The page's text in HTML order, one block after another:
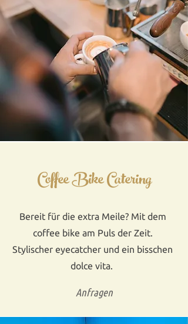
Coffee Bike Catering
Bereit für die extra Meile? Mit dem
coffee bike am Puls der Zeit.
Stylischer eyecatcher und ein bisschen
dolce vita.
Anfragen